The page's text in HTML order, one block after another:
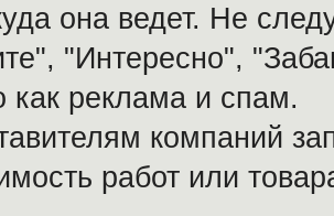
она ведет. Не
"Интересно",
как реклама и спам.
компаний
работ или